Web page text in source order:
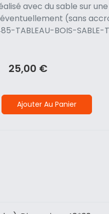
avec du sable sur
(sans
TABLEAU-BOIS-SABLE-
25,00 €
Ajouter Au Panier